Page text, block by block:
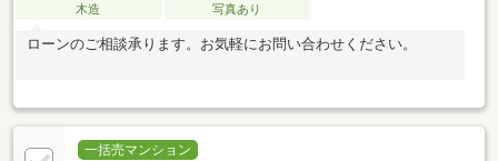
木造 写真あり
ローンのご相談承ります。お気軽にお問い合わせください。
一括売マンション